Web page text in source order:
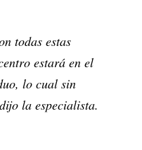
todas estas
estará en el
lo cual sin
la especialista.